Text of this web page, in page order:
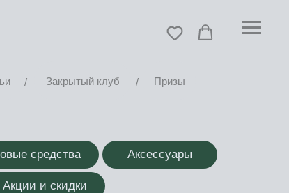
Закрытый клуб Призы
/ /
средства Аксессуары
Акции и скидки